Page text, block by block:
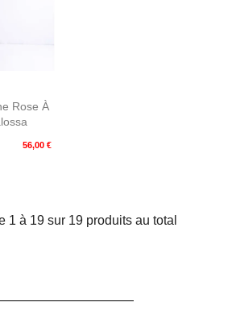
Rose À
56,00 €
1 à 19 sur 19 produits au total